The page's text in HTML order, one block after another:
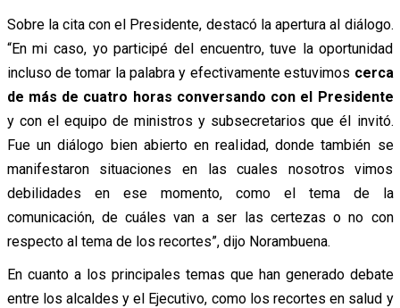
Sobre la cita con el Presidente, destacó la apertura al diálogo.
“En mi caso, yo participé del encuentro, tuve la oportunidad
incluso de tomar la palabra y efectivamente estuvimos cerca
de más de cuatro horas conversando con el Presidente
y con el equipo de ministros y subsecretarios que él invitó.
Fue un diálogo bien abierto en realidad, donde también se
manifestaron situaciones en las cuales nosotros vimos
debilidades en ese momento, como el tema de la
comunicación, de cuáles van a ser las certezas o no con
respecto al tema de los recortes”, dijo Norambuena.
En cuanto a los principales temas que han generado debate
entre los alcaldes y el Ejecutivo, como los recortes en salud y